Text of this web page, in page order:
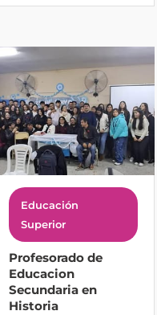
Educación
Superior
Profesorado de
Educacion
Secundaria en
Historia